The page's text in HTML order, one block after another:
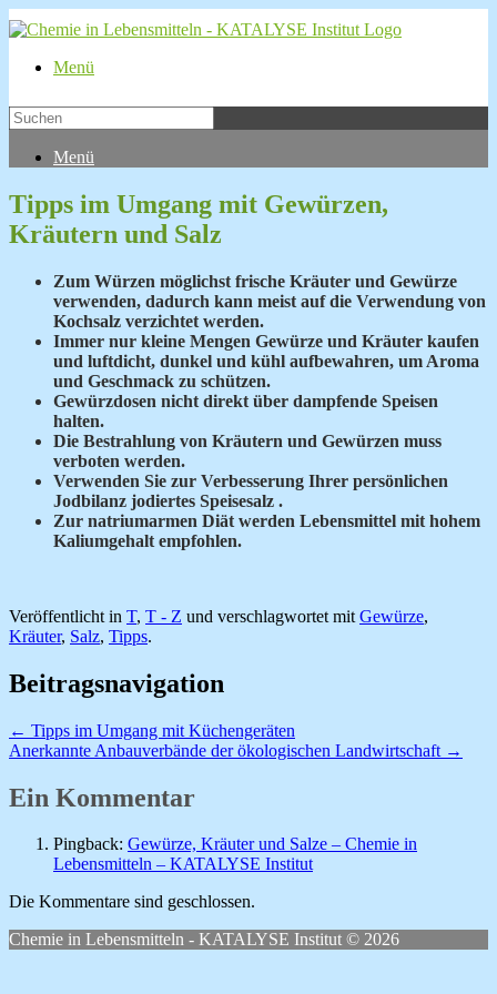
Menü
Menü
Tipps im Umgang mit Gewürzen,
Kräutern und Salz
Zum Würzen möglichst frische Kräuter und Gewürze
verwenden, dadurch kann meist auf die Verwendung von
Kochsalz verzichtet werden.
Immer nur kleine Mengen Gewürze und Kräuter kaufen
und luftdicht, dunkel und kühl aufbewahren, um Aroma
und Geschmack zu schützen.
Gewürzdosen nicht direkt über dampfende Speisen
halten.
Die Bestrahlung von Kräutern und Gewürzen muss
verboten werden.
Verwenden Sie zur Verbesserung Ihrer persönlichen
Jodbilanz jodiertes Speisesalz .
Zur natriumarmen Diät werden Lebensmittel mit hohem
Kaliumgehalt empfohlen.
Veröffentlicht in T, T - Z und verschlagwortet mit Gewürze,
Kräuter, Salz, Tipps.
Beitragsnavigation
← Tipps im Umgang mit Küchengeräten
Anerkannte Anbauverbände der ökologischen Landwirtschaft →
Ein Kommentar
Pingback: Gewürze, Kräuter und Salze – Chemie in
Lebensmitteln – KATALYSE Institut
Die Kommentare sind geschlossen.
Chemie in Lebensmitteln - KATALYSE Institut © 2026